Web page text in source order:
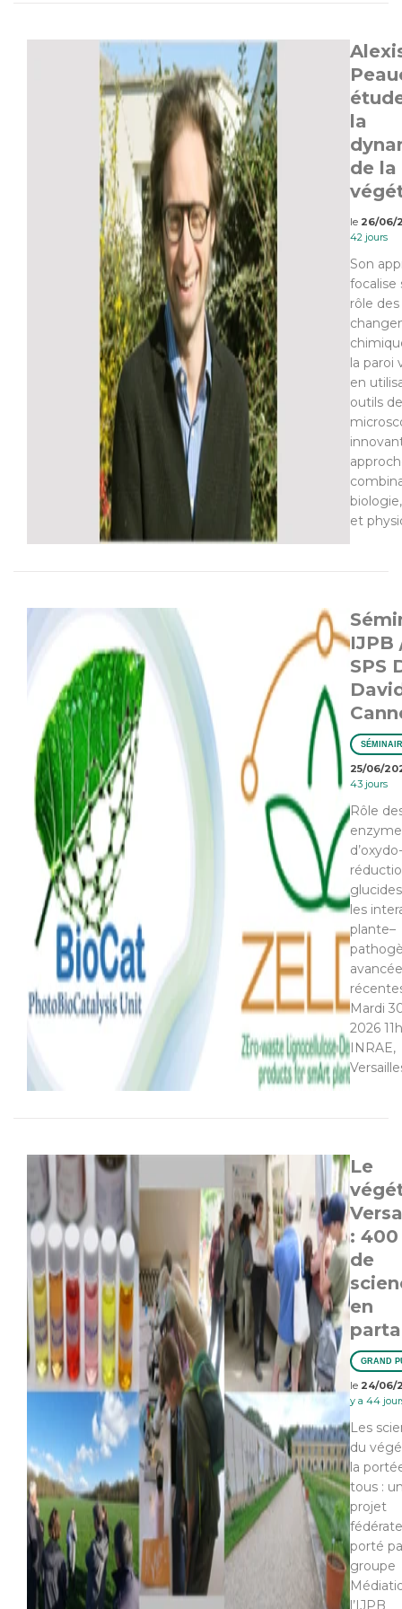
la
de
le 26/06/
42 jours
Son
focalise
rôle des
la paroi
en
outils de
et
IJPB
SPS
25/06/
43 jours
Rôle
d’oxydo-
les
plante–
Mardi
2026
INRAE,
Le
: 400
de
en
GRAND
le 24/06/
y a 44
Les
du
la
tous :
projet
porté
groupe
l’IJPB